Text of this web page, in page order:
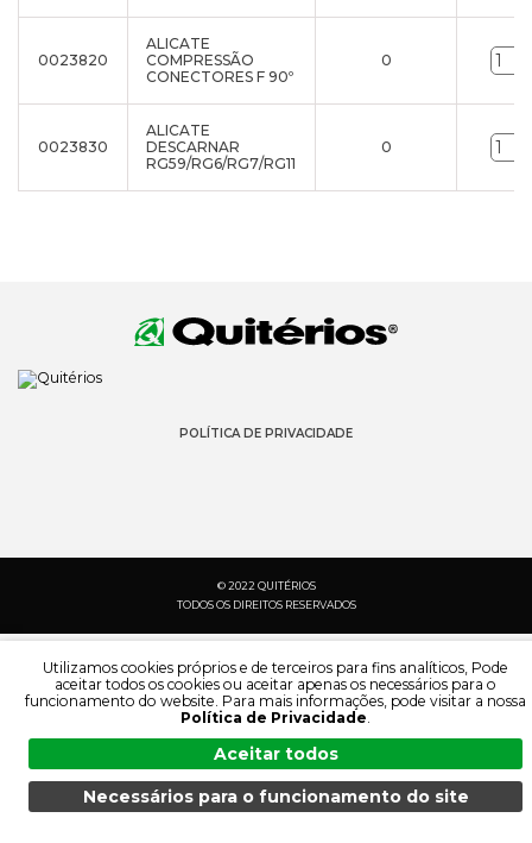
0023820
ALICATE
COMPRESSÃO
CONECTORES F 90º
0
0023830
ALICATE
DESCARNAR
RG59/RG6/RG7/RG11
0
POLÍTICA DE PRIVACIDADE
© 2022 QUITÉRIOS
TODOS OS DIREITOS RESERVADOS
MENU PESQUISA PRODUTOS PT
Utilizamos cookies próprios e de terceiros para fins analíticos, Pode
aceitar todos os cookies ou aceitar apenas os necessários para o
funcionamento do website. Para mais informações, pode visitar a nossa
Política de Privacidade.
Aceitar todos
Necessários para o funcionamento do site